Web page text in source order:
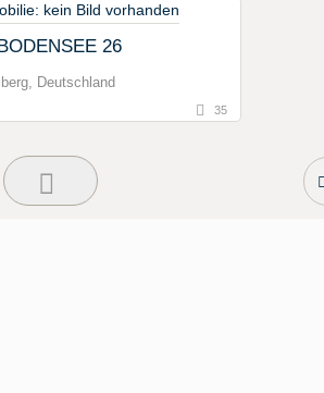
26
Deutschland
35